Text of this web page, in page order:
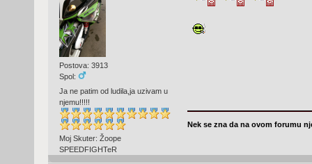
Postova: 3913
Spol:
Ja ne patim od ludila,ja uzivam u
njemu!!!!!
Moj Skuter: Žoope
SPEEDFIGHTeR
Nek se zna da na ovom forumu